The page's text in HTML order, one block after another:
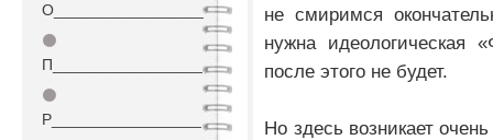
О_________________
⚫
П_________________
⚫
Р_________________
не смиримся
нужна идеологическая
после этого не будет.
Но здесь возникает